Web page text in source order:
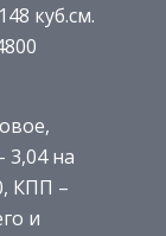
куб.см.
3,04 на
КПП –
и